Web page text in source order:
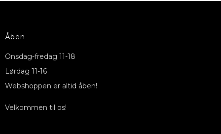
Åben
Onsdag-fredag ​​11-18
Lørdag 11-16
Webshoppen er altid åben!
Velkommen til os!